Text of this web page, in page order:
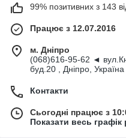
99% позитивних з 143
Працює з 12.07.2016
м. Дніпро
(068)616-95-62 ◄
буд.20 , Дніпро, Україна
Контакти
Сьогодні працює з
Показати весь графік